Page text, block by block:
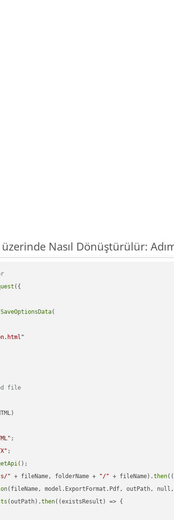
Nasıl Dönüştürülür:
({
(
file
" + fileName, folderName + "/" + fileName).then
(fileName, model.ExportFormat.Pdf, outPath, null,
(outPath).then((existsResult) => {